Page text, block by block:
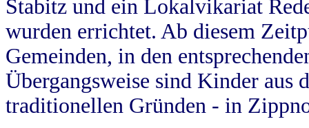
Stabitz und ein Lokalvikariat
wurden errichtet. Ab diesem
Gemeinden, in den
Übergangsweise sind Kinder aus
traditionellen Gründen - in